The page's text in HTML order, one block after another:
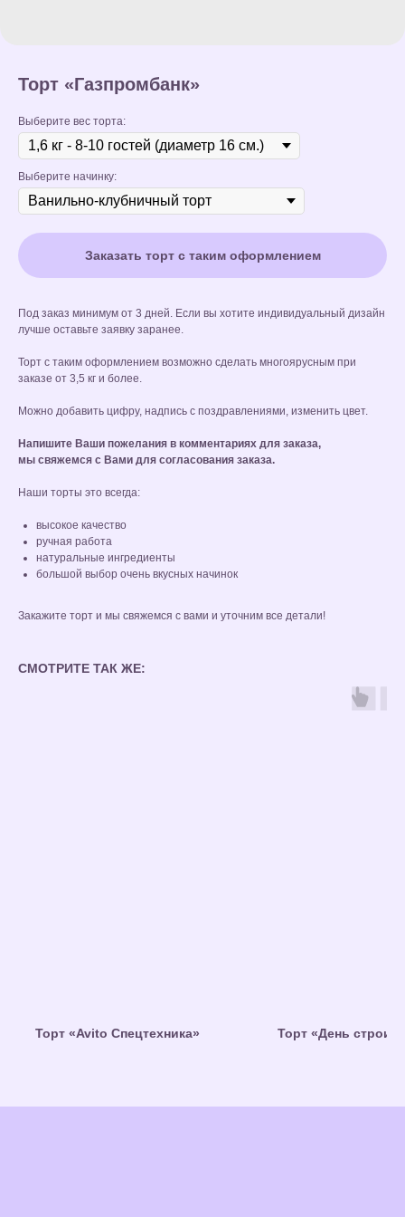
Торт «Газпромбанк»
Выберите вес торта:
Выберите начинку:
Заказать торт с таким оформлением
Под заказ минимум от 3 дней. Если вы хотите индивидуальный дизайн
лучше оставьте заявку заранее.
Торт с таким оформлением возможно сделать многоярусным при
заказе от 3,5 кг и более.
Можно добавить цифру, надпись с поздравлениями, изменить цвет.
Напишите Ваши пожелания в комментариях для заказа,
мы свяжемся с Вами для согласования заказа.
Наши торты это всегда:
высокое качество
ручная работа
натуральные ингредиенты
большой выбор очень вкусных начинок
Закажите торт и мы свяжемся с вами и уточним все детали!
СМОТРИТЕ ТАК ЖЕ:
Торт «Avito Спецтехника» Торт «День